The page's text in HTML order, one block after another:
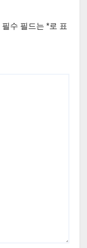
필수 필드는 *로 표